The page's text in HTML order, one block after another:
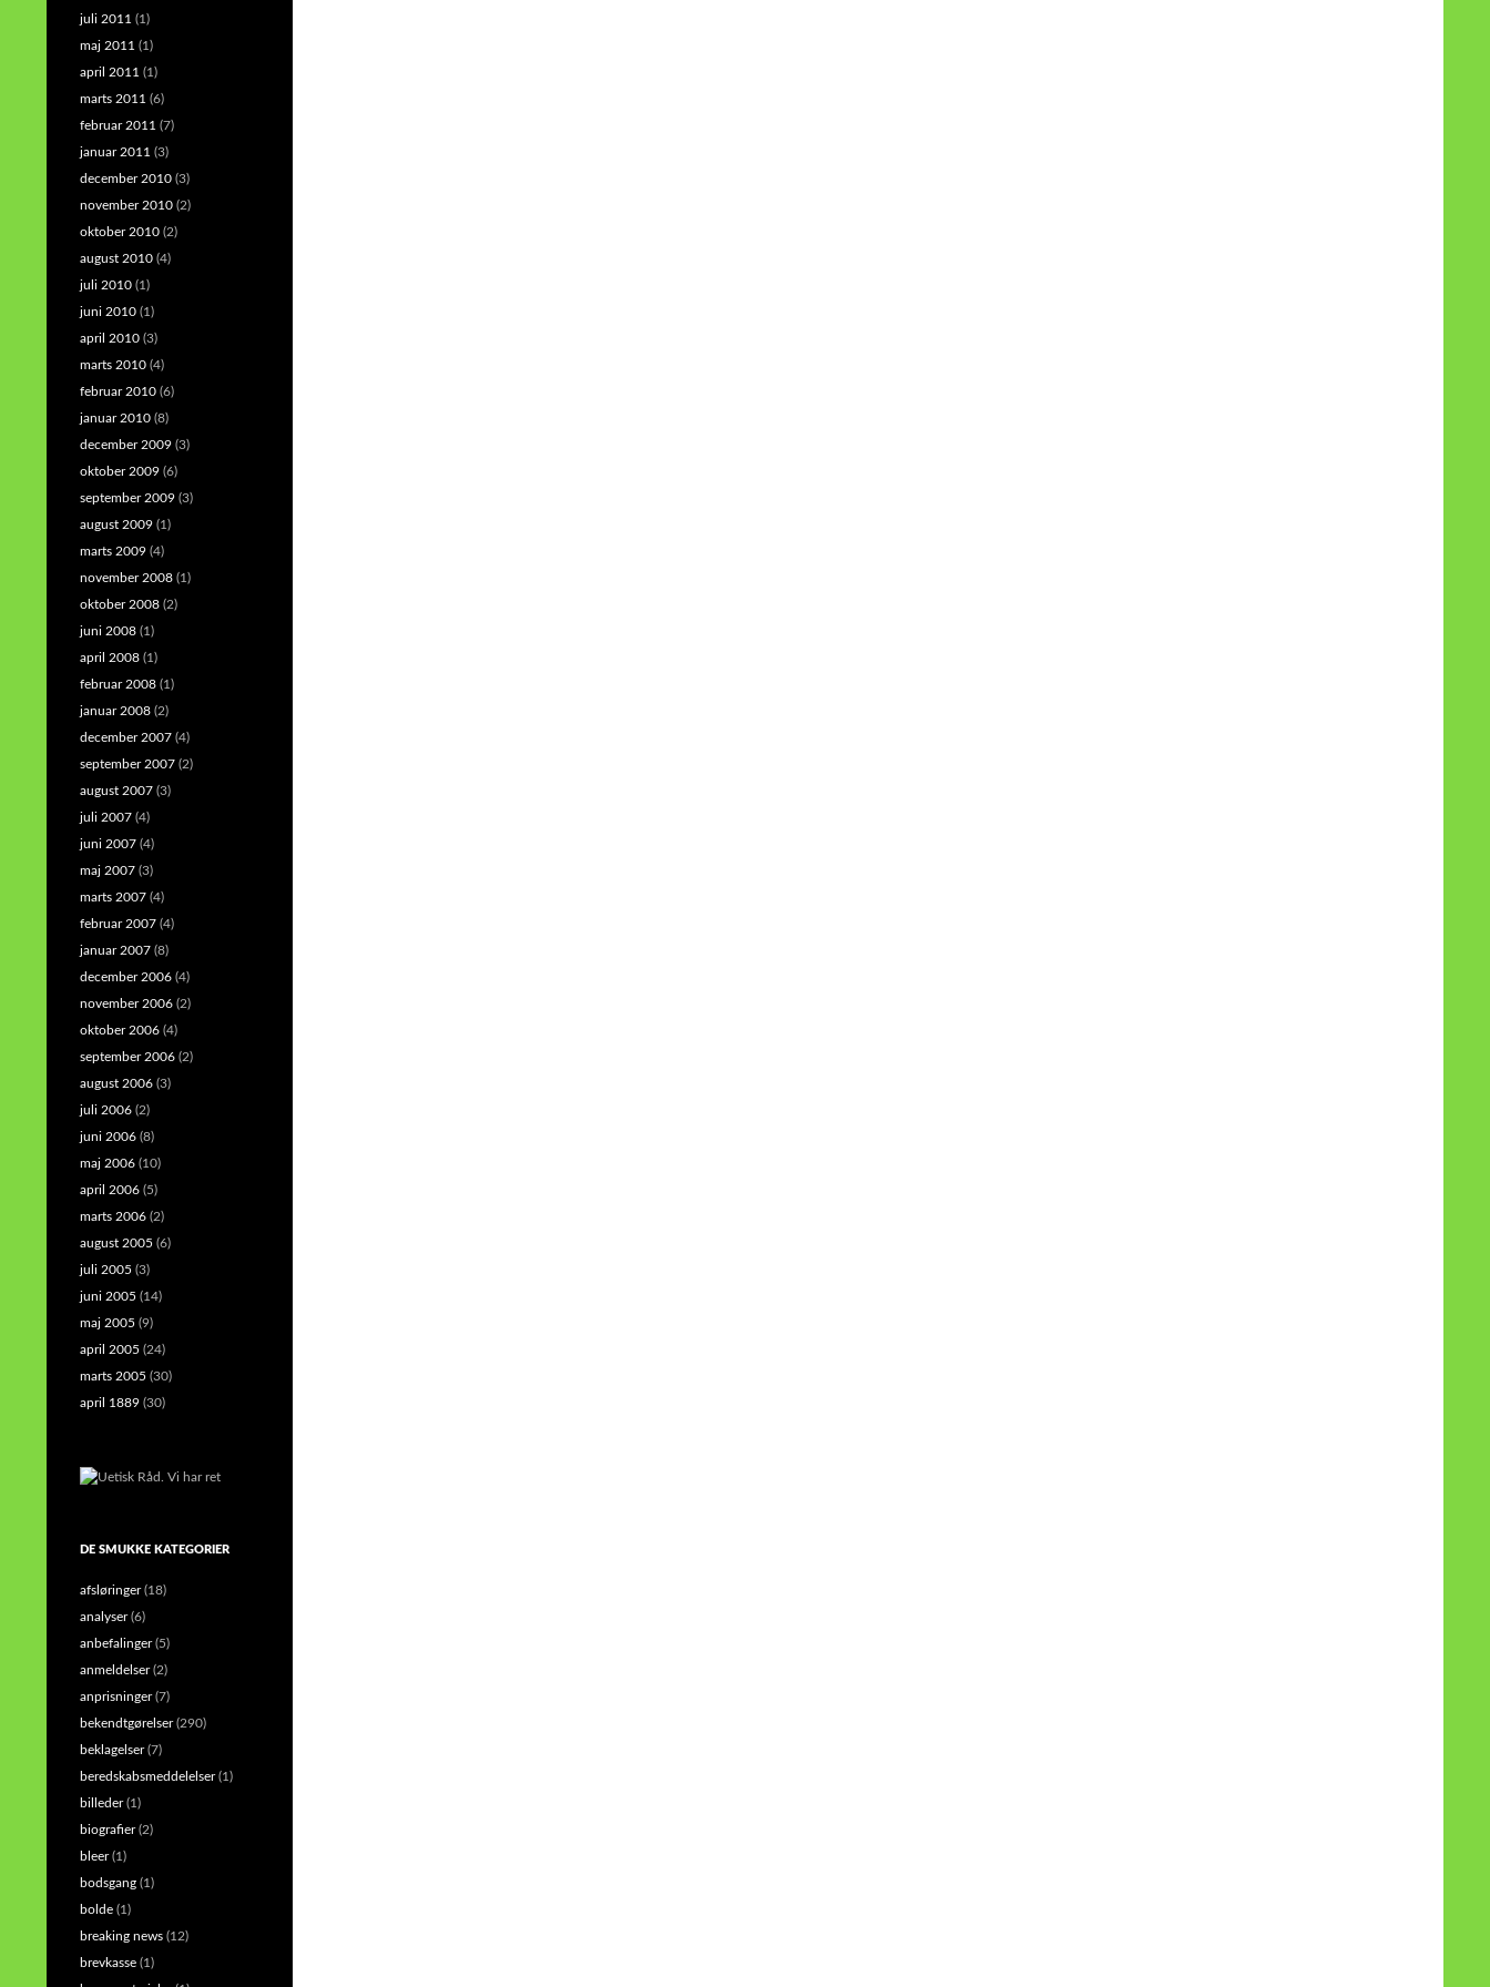
juli 2011 (1)
maj 2011 (1)
april 2011 (1)
marts 2011 (6)
februar 2011 (7)
januar 2011 (3)
december 2010 (3)
november 2010 (2)
oktober 2010 (2)
august 2010 (4)
juli 2010 (1)
juni 2010 (1)
april 2010 (3)
marts 2010 (4)
februar 2010 (6)
januar 2010 (8)
december 2009 (3)
oktober 2009 (6)
september 2009 (3)
august 2009 (1)
marts 2009 (4)
november 2008 (1)
oktober 2008 (2)
juni 2008 (1)
april 2008 (1)
februar 2008 (1)
januar 2008 (2)
december 2007 (4)
september 2007 (2)
august 2007 (3)
juli 2007 (4)
juni 2007 (4)
maj 2007 (3)
marts 2007 (4)
februar 2007 (4)
januar 2007 (8)
december 2006 (4)
november 2006 (2)
oktober 2006 (4)
september 2006 (2)
august 2006 (3)
juli 2006 (2)
juni 2006 (8)
maj 2006 (10)
april 2006 (5)
marts 2006 (2)
august 2005 (6)
juli 2005 (3)
juni 2005 (14)
maj 2005 (9)
april 2005 (24)
marts 2005 (30)
april 1889 (30)
DE SMUKKE KATEGORIER
afsløringer(18)
analyser(6)
anbefalinger(5)
anmeldelser(2)
anprisninger(7)
bekendtgørelser(290)
beklagelser(7)
beredskabsmeddelelser(1)
billeder(1)
biografier(2)
bleer(1)
bodsgang (1)
bolde (1)
breaking news (12)
brevkasse (1)